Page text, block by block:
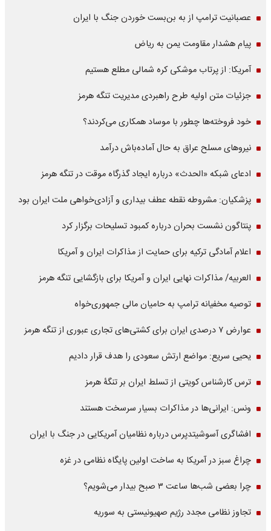
عصبانیت ترامپ از به بن‌بست خوردن جنگ با ایران
پیام هشدار مقاومت یمن به ریاض
آمریکا: از پرتاب موشکی کره شمالی مطلع هستیم
جزئیات متن اولیه طرح راهبردی مدیریت تنگه هرمز
خود فروخته‌ها چطور با موساد همکاری می‌کردند؟
نیروهای مسلح عراق به حال آماده‌باش درآمد
ادعای شبکه «الحدث» درباره ایجاد گذرگاه موقت در تنگه هرمز
پزشکیان: مشروطه نقطه عطف بیداری و آزادی‌خواهی ملت ایران بود
پنتاگون نشست بحران درباره کمبود تسلیحات برگزار کرد
اعلام آمادگی ترکیه برای حمایت از مذاکرات ایران و آمریکا
العربیه/ مذاکرات نهایی ایران و آمریکا برای بازگشایی تنگه هرمز
توصیه مخفیانه ترامپ به حامیان مالی جمهوری‌خواه
عوارض ۷ درصدی ایران برای کشتی‌های تجاری عبوری از تنگه هرمز
یحیی سریع: مواضع ارتش سعودی را هدف قرار دادیم
ترس کارشناس کویتی از تسلط ایران بر تنگۀ هرمز
ونس: ایرانی‌ها در مذاکرات بسیار سرسخت هستند
افشاگری آسوشیتدپرس درباره نظامیان آمریکایی در جنگ با ایران
چراغ سبز در آمریکا به ساخت اولین پایگاه نظامی در غزه
چرا بعضی شب‌ها ساعت ۳ صبح بیدار می‌شویم؟
تجاوز نظامی مجدد رژیم صهیونیستی به سوریه